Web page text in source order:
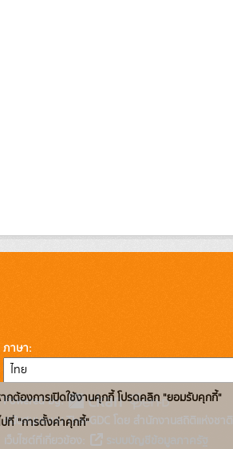
ภาษา
Powered by:
สนับสนุนระบบ Thai-GDC โดย สำนักงานสถิติแห่งชาติ
เว็บไซต์ที่เกี่ยวข้อง:
กต้องการเปิดใช้งานคุกกี้ โปรดคลิก "ยอมรับคุกกี้"
ที่ "การตั้งค่าคุกกี้"